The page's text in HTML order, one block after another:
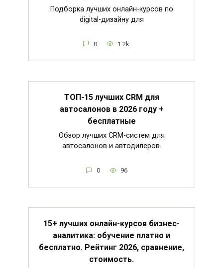
Подборка лучших онлайн-курсов по
digital-дизайну для
0 1.2k.
ТОП-15 лучших CRM для
автосалонов в 2026 году +
бесплатные
Обзор лучших CRM-систем для
автосалонов и автодилеров.
0 96
15+ лучших онлайн-курсов бизнес-
аналитика: обучение платно и
бесплатно. Рейтинг 2026, сравнение,
стоимость.